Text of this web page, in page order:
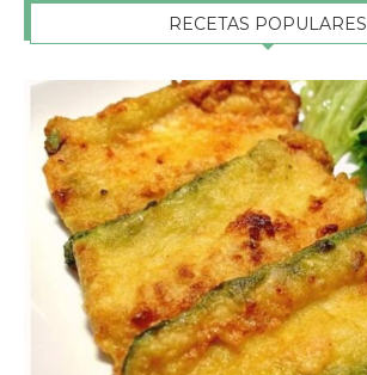
RECETAS POPULARES